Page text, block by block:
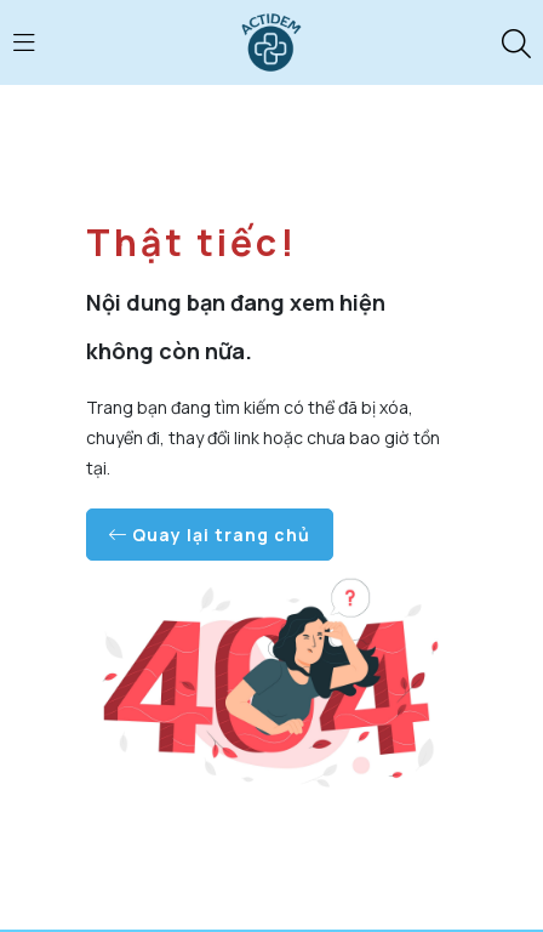
Thật tiếc!
Nội dung bạn đang xem hiện
không còn nữa.
Trang bạn đang tìm kiếm có thể đã bị xóa,
chuyển đi, thay đổi link hoặc chưa bao giờ tồn
tại.
Quay lại trang chủ